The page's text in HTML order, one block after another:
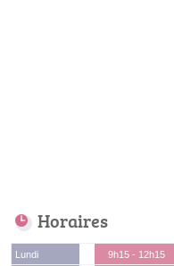
Horaires
Lundi 9h15 - 12h15